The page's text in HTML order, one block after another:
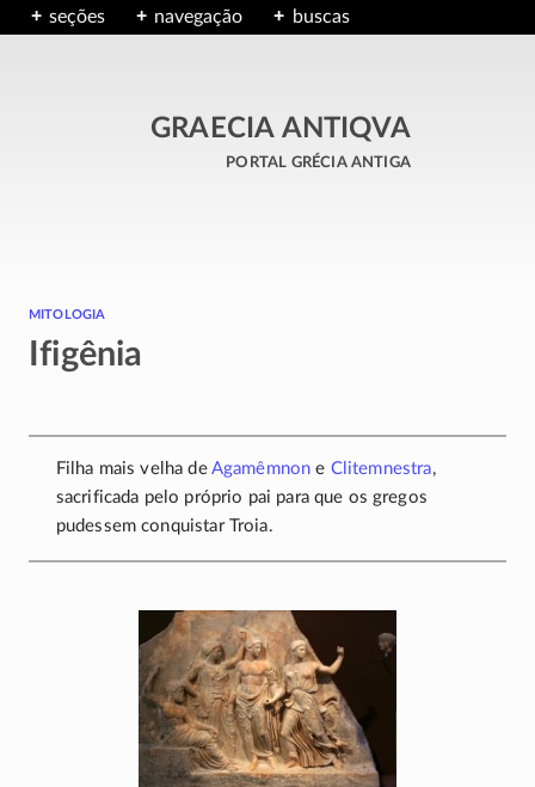
seções navegação buscas
GRAECIA ANTIQVA
portal grécia antiga
mitologia
Ifigênia
Filha mais velha de Agamêmnon e Clitemnestra,
sacrificada pelo próprio pai para que os gregos
pudessem conquistar Troia.